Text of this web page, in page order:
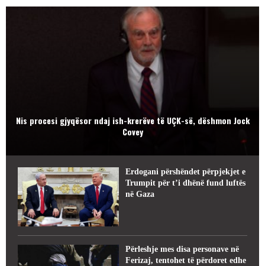
Nis procesi gjyqësor ndaj ish-krerëve të UÇK-së, dëshmon Jock
Covey
Erdogani përshëndet përpjekjet e
Trumpit për t’i dhënë fund luftës
në Gaza
Përleshje mes disa personave në
Ferizaj, tentohet të përdoret edhe